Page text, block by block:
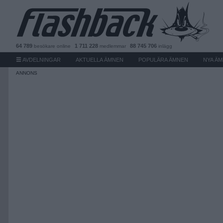
64 789 besökare online 1 711 228 medlemmar 88 745 706 inlägg
AVDELNINGAR AKTUELLA ÄMNEN POPULÄRA ÄMNEN NYA